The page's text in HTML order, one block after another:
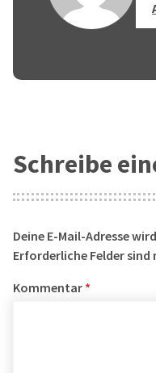
Schreibe
Deine E-Mail-Adresse
Erforderliche Felder sind
Kommentar *